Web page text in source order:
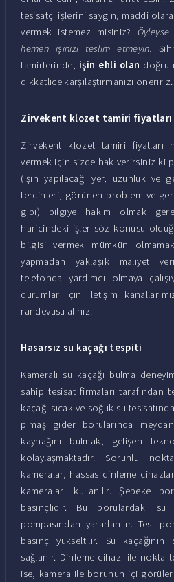
tesisatçı işlerini saygın, maddi
vermek istemez misiniz?
hemen işinizi teslim etmeyin.
tamirlerinde, işin ehli olan doğru
dikkatlice karşılaştırmanızı öneririz.
Zirvekent klozet tamiri fiyatları
Zirvekent klozet tamiri fiyatları
vermek için sizde hak verirsiniz ki
(işin yapılacağı yer, uzunluk ve
tercihleri, görünen problem ve
gibi) bilgiye hakim olmak
haricindeki işler söz konusu
bilgisi vermek mümkün
yapmadan yaklaşık maliyet
telefonda yardımcı olmaya
durumlar için iletişim
randevusu alınız.
Hasarsız su kaçağı tespiti
Kameralı su kaçağı bulma
sahip tesisat firmaları tarafından
kaçağı sıcak ve soğuk su
pimaş gider borularında
kaynağını bulmak, gelişen
kolaylaşmaktadır. Sorunlu
kameralar, hassas dinleme
kameraları kullanılır. Şebeke
basınçlıdır. Bu borulardaki
pompasından yararlanılır. Test
basınç yükseltilir. Su
sağlanır. Dinleme cihazı ile nokta
ise, kamera ile borunun içi